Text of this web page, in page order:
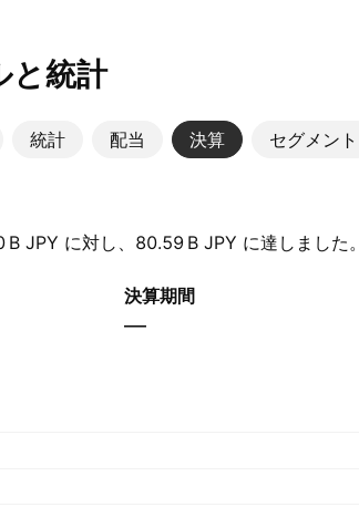
と統計
統計 配当 決算 セグメント
JPY に対し、‪80.59 B‬ JPY に達しました。
決算期間
—